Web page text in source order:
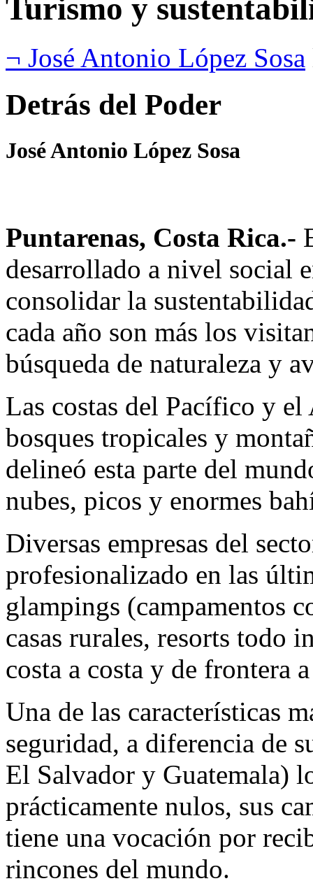
Turismo y
¬ José Antonio López Sosa
Detrás del Poder
José Antonio López Sosa
Puntarenas, Costa Rica.-
desarrollado a nivel social
consolidar la
cada año son más los
búsqueda de naturaleza y
Las costas del Pacífico y
bosques tropicales y
delineó esta parte del
nubes, picos y enormes
Diversas empresas del
profesionalizado en las
glampings (campamentos
casas rurales, resorts todo
costa a costa y de frontera
Una de las características
seguridad, a diferencia de
El Salvador y Guatemala)
prácticamente nulos, sus
tiene una vocación por
rincones del mundo.